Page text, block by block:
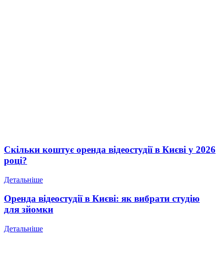
Скільки коштує оренда відеостудії в Києві у 2026
році?
Детальніше
Оренда відеостудії в Києві: як вибрати студію
для зйомки
Детальніше